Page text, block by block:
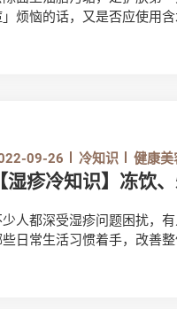
烦恼的话，又是否应使用
09-26 冷知识 健康美
【湿疹冷知识】冻饮
人都深受湿疹问题困扰，
些日常生活习惯着手，改善整